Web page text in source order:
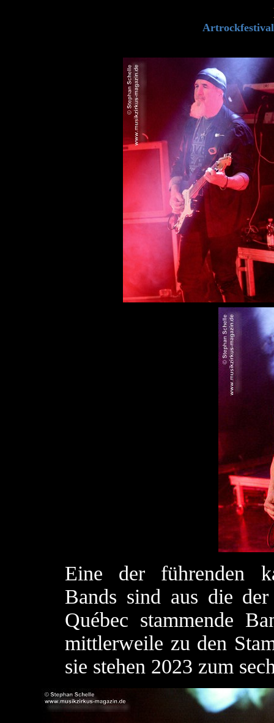
Eine der führenden
Bands sind aus die der
Québec stammende
mittlerweile zu den
sie stehen 2023 zum